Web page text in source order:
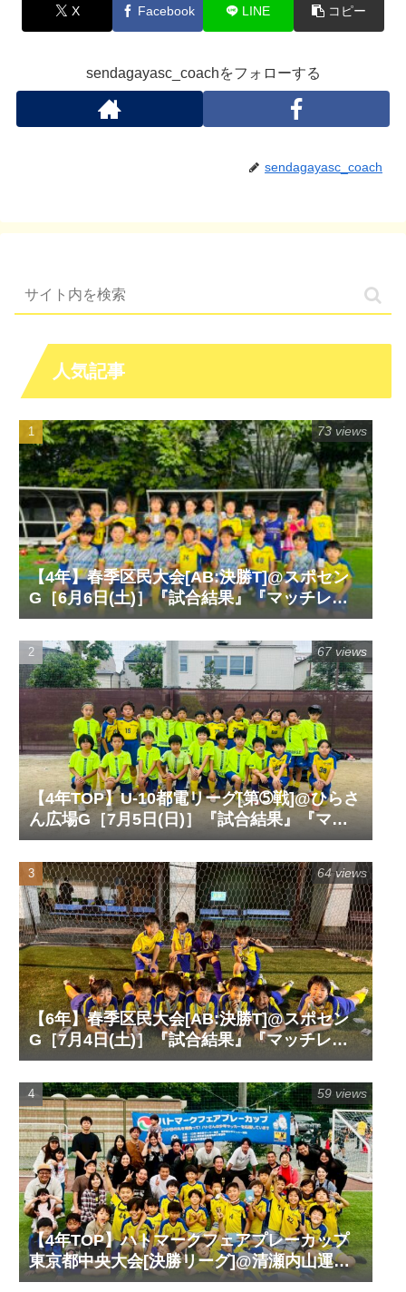
X Facebook LINE コピー
sendagayasc_coachをフォローする
sendagayasc_coach
人気記事
【4年】春季区民大会[AB:決勝T]@スポセン
G［6月6日(土)］『試合結果』『マッチレポ
ート』『試合動画』
73 views
【4年TOP】U-10都電リーグ[第➄戦]@ひらさ
ん広場G［7月5日(日)］『試合結果』『マッ
チレポート』『試合動画』
67 views
【6年】春季区民大会[AB:決勝T]@スポセン
G［7月4日(土)］『試合結果』『マッチレポ
ート』『試合動画』
64 views
【4年TOP】ハトマークフェアプレーカップ
東京都中央大会[決勝リーグ]@清瀬内山運動
公園サッカー場G［6月14日(日)］『試合結
59 views